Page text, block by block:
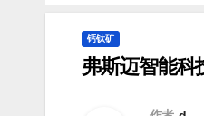
钙钛矿
弗斯迈智能科